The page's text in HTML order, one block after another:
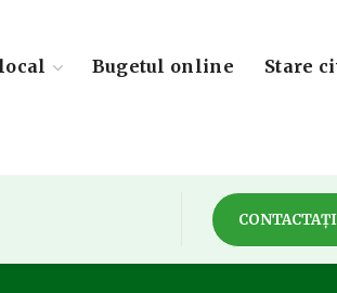
Bugetul online Stare